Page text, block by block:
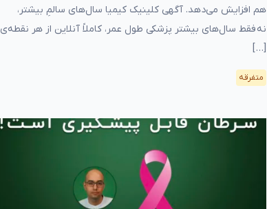
هم افزایش می‌دهد. آگهی کلینیک کیمیا سال‌های سالمِ بیشتر،
نه فقط سال‌های بیشتر پزشکی طول عمر، کاملاً آنلاین از هر نقطه‌ی
[…]
متفرقه